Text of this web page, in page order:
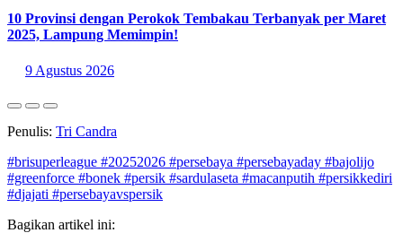
10 Provinsi dengan Perokok Tembakau Terbanyak per Maret
2025, Lampung Memimpin!
9 Agustus 2026
Penulis: Tri Candra
#brisuperleague #20252026 #persebaya #persebayaday #bajolijo
#greenforce #bonek #persik #sardulaseta #macanputih #persikkediri
#djajati #persebayavspersik
Bagikan artikel ini: